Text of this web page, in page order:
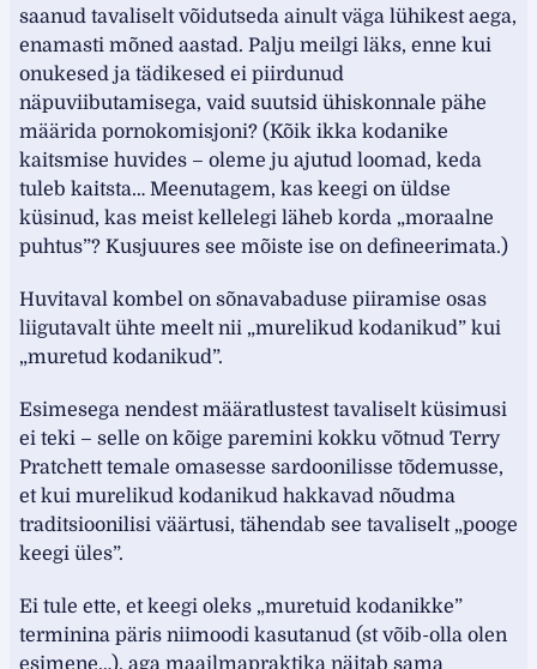
saanud tavaliselt võidutseda ainult väga lühikest aega,
enamasti mõned aastad. Palju meilgi läks, enne kui
onukesed ja tädikesed ei piirdunud
näpuviibutamisega, vaid suutsid ühiskonnale pähe
määrida pornokomisjoni? (Kõik ikka kodanike
kaitsmise huvides – oleme ju ajutud loomad, keda
tuleb kaitsta… Meenutagem, kas keegi on üldse
küsinud, kas meist kellelegi läheb korda „moraalne
puhtus”? Kusjuures see mõiste ise on defineerimata.)
Huvitaval kombel on sõnavabaduse piiramise osas
liigutavalt ühte meelt nii „murelikud kodanikud” kui
„muretud kodanikud”.
Esimesega nendest määratlustest tavaliselt küsimusi
ei teki – selle on kõige paremini kokku võtnud Terry
Pratchett temale omasesse sardoonilisse tõdemusse,
et kui murelikud kodanikud hakkavad nõudma
traditsioonilisi väärtusi, tähendab see tavaliselt „pooge
keegi üles”.
Ei tule ette, et keegi oleks „muretuid kodanikke”
terminina päris niimoodi kasutanud (st võib-olla olen
esimene…), aga maailmapraktika näitab sama